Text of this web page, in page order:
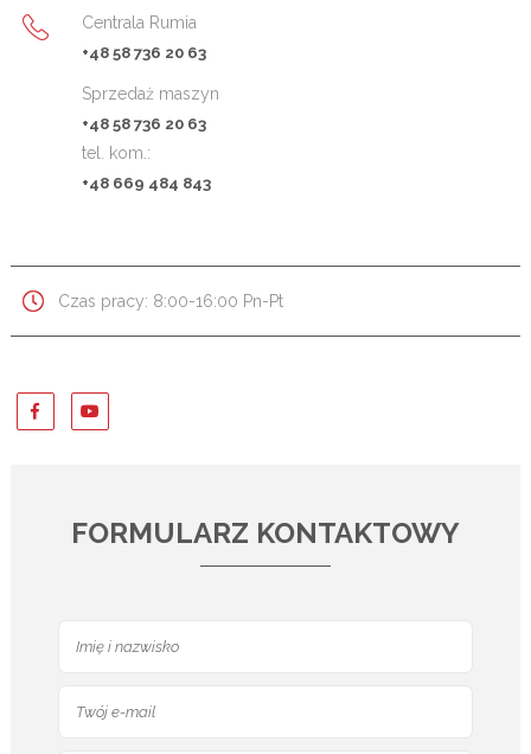
Centrala Rumia
+48 58 736 20 63
Sprzedaż maszyn
+48 58 736 20 63
tel. kom.:
+48 669 484 843
Czas pracy: 8:00-16:00 Pn-Pt
FORMULARZ KONTAKTOWY